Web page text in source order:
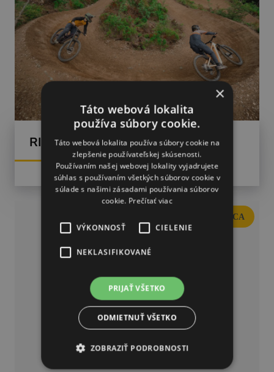
RIDERS PARK DONOVALY
BANSKÁ BYSTRICA
×
Táto webová lokalita
používa súbory cookie.
Táto webová lokalita používa súbory cookie na
zlepšenie používateľskej skúsenosti.
Používaním našej webovej lokality vyjadrujete
súhlas s používaním všetkých súborov cookie v
súlade s našimi zásadami používania súborov
cookie. Prečítať viac
VÝKONNOSŤ CIELENIE
NEKLASIFIKOVANÉ
PRIJAŤ VŠETKO
ODMIETNUŤ VŠETKO
ZOBRAZIŤ PODROBNOSTI